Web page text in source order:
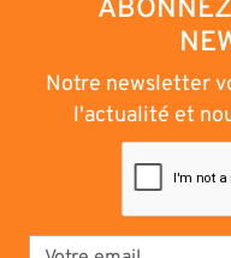
Notre newsletter
l'actualité et